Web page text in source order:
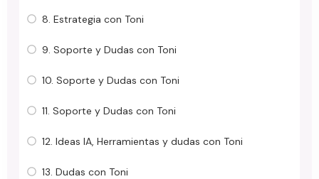
8. Estrategia con Toni
9. Soporte y Dudas con Toni
10. Soporte y Dudas con Toni
11. Soporte y Dudas con Toni
12. Ideas IA, Herramientas y dudas con Toni
13. Dudas con Toni